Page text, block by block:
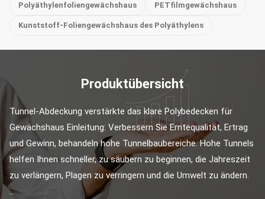
Polyäthylenfoliengewächshaus PETfilmgewächshaus
Kunststoff-Foliengewächshaus des Polyäthylens
Produktübersicht
Tunnel-Abdeckung verstärkte das klare Polybedecken für
Gewächshaus Einleitung: Verbessern Sie Erntequalität, Ertrag
und Gewinn, behandeln hohe Tunnelbaubereiche. Hohe Tunnels
helfen Ihnen schneller, zu säubern zu beginnen, die Jahreszeit
zu verlängern, Plagen zu verringern und die Umwelt zu ändern.
...